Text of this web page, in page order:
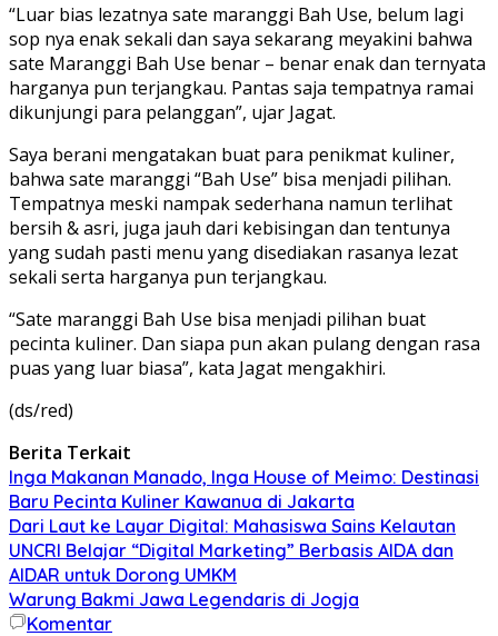
“Luar bias lezatnya sate maranggi Bah Use, belum lagi
sop nya enak sekali dan saya sekarang meyakini bahwa
sate Maranggi Bah Use benar – benar enak dan ternyata
harganya pun terjangkau. Pantas saja tempatnya ramai
dikunjungi para pelanggan”, ujar Jagat.
Saya berani mengatakan buat para penikmat kuliner,
bahwa sate maranggi “Bah Use” bisa menjadi pilihan.
Tempatnya meski nampak sederhana namun terlihat
bersih & asri, juga jauh dari kebisingan dan tentunya
yang sudah pasti menu yang disediakan rasanya lezat
sekali serta harganya pun terjangkau.
“Sate maranggi Bah Use bisa menjadi pilihan buat
pecinta kuliner. Dan siapa pun akan pulang dengan rasa
puas yang luar biasa”, kata Jagat mengakhiri.
(ds/red)
Berita Terkait
Inga Makanan Manado, Inga House of Meimo: Destinasi
Baru Pecinta Kuliner Kawanua di Jakarta
Dari Laut ke Layar Digital: Mahasiswa Sains Kelautan
UNCRI Belajar “Digital Marketing” Berbasis AIDA dan
AIDAR untuk Dorong UMKM
Warung Bakmi Jawa Legendaris di Jogja
Komentar